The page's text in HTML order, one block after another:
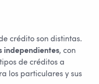
crédito son distintas.
independientes, con
de créditos a
los particulares y sus